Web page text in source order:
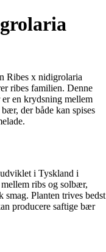
Ribes x nidigrolaria
ribes familien. Denne
en krydsning mellem
der både kan spises
i Tyskland i
ribs og solbær,
Planten trives bedst
producere saftige bær